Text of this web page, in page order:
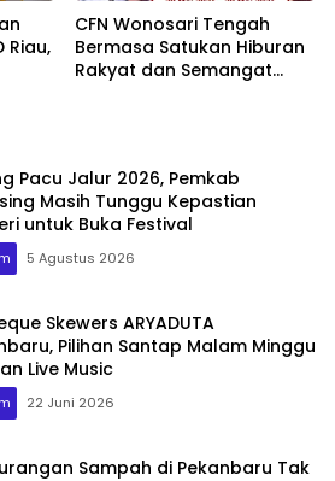
Riau,
CFN Wonosari Tengah
Bermasa Satukan Hiburan
Rakyat dan Semangat
Pacu Jalur 2026, Pemkab
Masih Tunggu Kepastian
untuk Buka Festival
5 Agustus 2026
Skewers ARYADUTA
Pilihan Santap Malam Minggu
Live Music
22 Juni 2026
Sampah di Pekanbaru Tak